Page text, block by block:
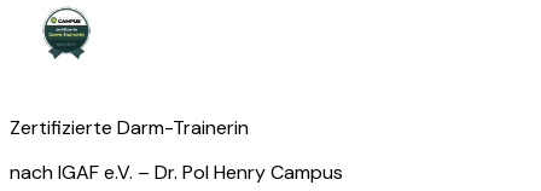
Zertifizierte Darm-Trainerin
nach IGAF e.V. – Dr. Pol Henry Campus